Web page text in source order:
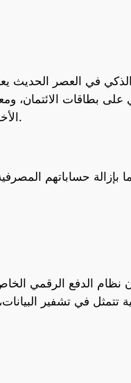
على بطاقات الائتمان،
الأخرى. إذا انتهى الأمر بالهاتف في الأيدي الخطأ، فقد يتم نشر أو استغلال عدد كبير من المعلومات القيمة.
بإزالة حساباتهم
الدفع الرقمي
تتمثل في تشفير